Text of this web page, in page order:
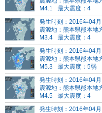
M4.1
最大震度：4
発生時刻：2016年04
震源地：熊本県熊本地
M3.4
最大震度：4
発生時刻：2016年04
震源地：熊本県熊本地
M5.3
最大震度：5弱
発生時刻：2016年04
震源地：熊本県熊本地
M4.5
最大震度：4
発生時刻：2016年04